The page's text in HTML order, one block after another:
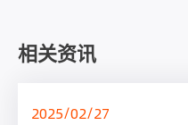
相关资讯
2025/02/27
2024/10/14
2024/08/01
2024/08/01
2024/06/27